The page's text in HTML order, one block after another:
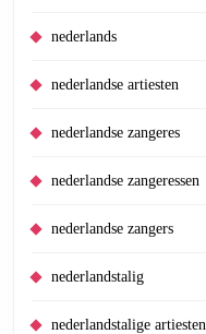
nederlands
nederlandse artiesten
nederlandse zangeres
nederlandse zangeressen
nederlandse zangers
nederlandstalig
nederlandstalige artiesten